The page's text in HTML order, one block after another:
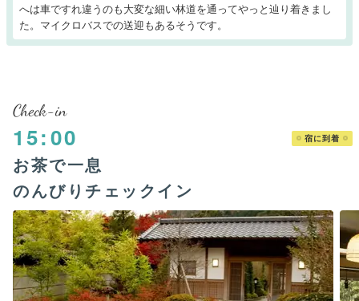
へは車ですれ違うのも大変な細い林道を通ってやっと辿り着きまし
た。マイクロバスでの送迎もあるそうです。
Check-in
15:00 宿に到着
お茶で一息
のんびりチェックイン